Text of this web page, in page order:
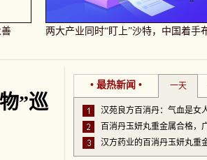
两大产业同时“盯上”沙特，中国着手
”巡
• 最热新闻 • 一天
汉苑良方百消丹：气血是女
百消丹玉妍丸重金属合格，
汉方药业的百消丹玉妍丸重